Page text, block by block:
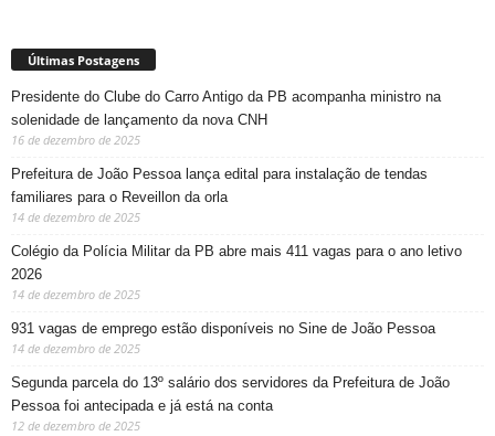
Últimas Postagens
Presidente do Clube do Carro Antigo da PB acompanha ministro na
solenidade de lançamento da nova CNH
16 de dezembro de 2025
Prefeitura de João Pessoa lança edital para instalação de tendas
familiares para o Reveillon da orla
14 de dezembro de 2025
Colégio da Polícia Militar da PB abre mais 411 vagas para o ano letivo
2026
14 de dezembro de 2025
931 vagas de emprego estão disponíveis no Sine de João Pessoa
14 de dezembro de 2025
Segunda parcela do 13º salário dos servidores da Prefeitura de João
Pessoa foi antecipada e já está na conta
12 de dezembro de 2025